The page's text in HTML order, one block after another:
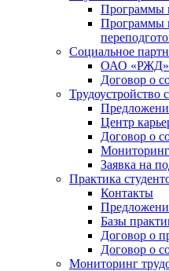
Программы
Программы
Социальное
ОАО «РЖД»
Договор о
Трудоустройство
Центр
Договор о
Мониторинг
Заявка на
Практика
Контакты
Базы
Договор о
Договор о
Мониторинг